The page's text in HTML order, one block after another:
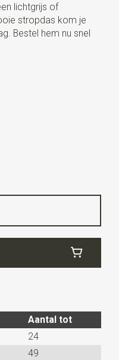
lichtgrijs of
stropdas kom je
Bestel hem nu snel
Aantal tot
24
49